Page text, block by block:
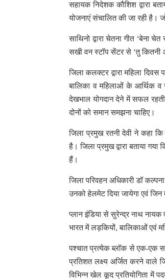
सहायक निदेशक कौशिश द्वारा
योजनाएं संचालित की जा रही है।
साथिनो द्वारा चेतना गीत ‘बेना
सखी वन स्टॉप सेंटर से ‘तु कितनी
जिला कलक्टर द्वारा महिला
बालिका व महिलाओं के आर्थिक व
देखभाल योगदान देने में सफल रहती
दोनों को समान समझना चाहिए।
जिला प्रमुख रतनी देवी ने कहा
है। जिला प्रमुख द्वारा बताया
हैं।
जिला परिवहन अधिकारी डॉ
उनको हेलमेट दिया जायेगा एवं
प्लान इंडिया से सुरेन्द्र नाथ
भारत में लड़कियों, बालिकाओं एवं
पश्चात प्रत्येक ब्लॉक से एक-एक
प्रतिशत लक्ष्य अर्जित करने वाले
विभिन्न खेल कूद प्रतियोगिता में